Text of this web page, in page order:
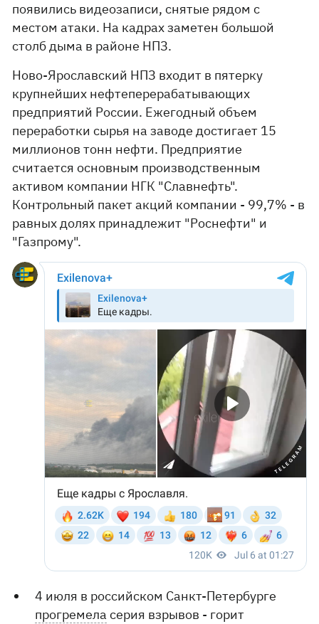
появились видеозаписи, снятые рядом с
местом атаки. На кадрах заметен большой
столб дыма в районе НПЗ.
Ново-Ярославский НПЗ входит в пятерку
крупнейших нефтеперерабатывающих
предприятий России. Ежегодный объем
переработки сырья на заводе достигает 15
миллионов тонн нефти. Предприятие
считается основным производственным
активом компании НГК "Славнефть".
Контрольный пакет акций компании - 99,7% - в
равных долях принадлежит "Роснефти" и
"Газпрому".
4 июля в российском Санкт-Петербурге
прогремела серия взрывов - горит